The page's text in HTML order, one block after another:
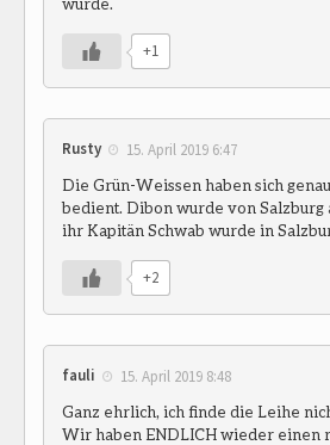
würde.
+1
Rusty 15. April 2019 6:47
Die Grün-Weissen haben sich
bedient. Dibon wurde von Salzburg
ihr Kapitän Schwab wurde in
+2
fauli 15. April 2019 8:48
Ganz ehrlich, ich finde die Leihe
Wir haben ENDLICH wieder einen